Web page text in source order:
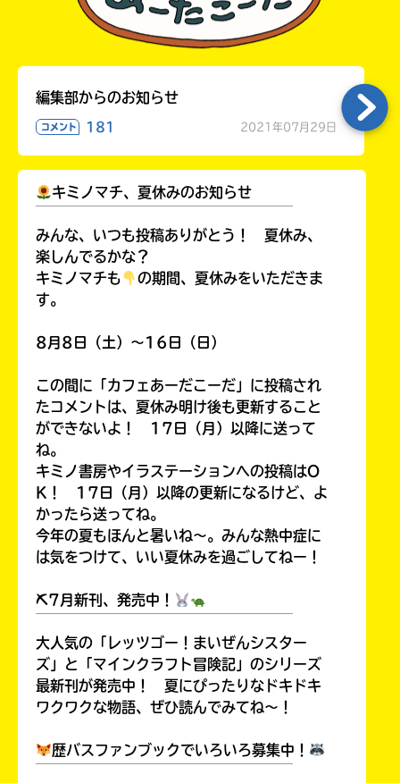
編集部からのお知らせ
コメント 181 2021年07月29日
キミノマチ、夏休みのお知らせ
みんな、いつも投稿ありがとう！ 夏休み、
楽しんでるかな？
キミノマチも
の期間、夏休みをいただきま
す。
8月8日（土）～16日（日）
この間に「カフェあーだこーだ」に投稿され
たコメントは、夏休み明け後も更新すること
ができないよ！ 17日（月）以降に送って
ね。
キミノ書房やイラステーションへの投稿はO
K！ 17日（月）以降の更新になるけど、よ
かったら送ってね。
今年の夏もほんと暑いね～。みんな熱中症に
は気をつけて、いい夏休みを過ごしてねー！
⛏7月新刊、発売中！
大人気の「レッツゴー！まいぜんシスター
ズ」と「マインクラフト冒険記」のシリーズ
最新刊が発売中！ 夏にぴったりなドキドキ
ワクワクな物語、ぜひ読んでみてね～！
歴バスファンブックでいろいろ募集中！